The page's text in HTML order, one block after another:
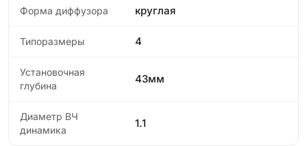
Форма диффузора круглая
Типоразмеры 4
Установочная
глубина
43мм
Диаметр ВЧ
динамика
1.1